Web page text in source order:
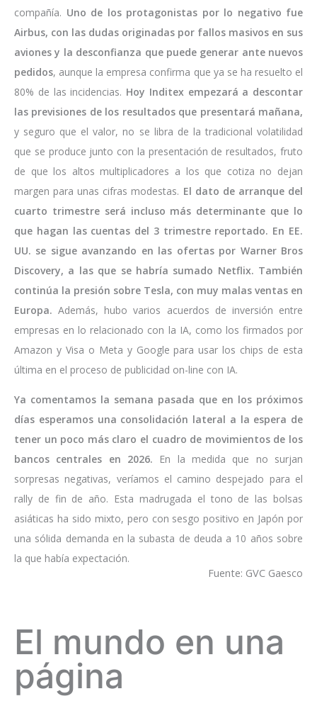
compañía. Uno de los protagonistas por lo negativo fue
Airbus, con las dudas originadas por fallos masivos en sus
aviones y la desconfianza que puede generar ante nuevos
pedidos, aunque la empresa confirma que ya se ha resuelto el
80% de las incidencias. Hoy Inditex empezará a descontar
las previsiones de los resultados que presentará mañana,
y seguro que el valor, no se libra de la tradicional volatilidad
que se produce junto con la presentación de resultados, fruto
de que los altos multiplicadores a los que cotiza no dejan
margen para unas cifras modestas. El dato de arranque del
cuarto trimestre será incluso más determinante que lo
que hagan las cuentas del 3 trimestre reportado. En EE.
UU. se sigue avanzando en las ofertas por Warner Bros
Discovery, a las que se habría sumado Netflix. También
continúa la presión sobre Tesla, con muy malas ventas en
Europa. Además, hubo varios acuerdos de inversión entre
empresas en lo relacionado con la IA, como los firmados por
Amazon y Visa o Meta y Google para usar los chips de esta
última en el proceso de publicidad on-line con IA.
Ya comentamos la semana pasada que en los próximos
días esperamos una consolidación lateral a la espera de
tener un poco más claro el cuadro de movimientos de los
bancos centrales en 2026.
En la medida que no surjan
sorpresas negativas, veríamos el camino despejado para el
rally de fin de año. Esta madrugada el tono de las bolsas
asiáticas ha sido mixto, pero con sesgo positivo en Japón por
una sólida demanda en la subasta de deuda a 10 años sobre
la que había expectación.
Fuente: GVC Gaesco
El mundo en una
página